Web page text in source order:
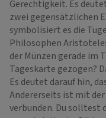
Gerechtigkeit. Es
zwei gegensätzlichen
symbolisiert es die
Philosophen
der Münzen gerade im
Tageskarte gezogen?
Es deutet darauf hin,
Andererseits ist mit
verbunden. Du solltest